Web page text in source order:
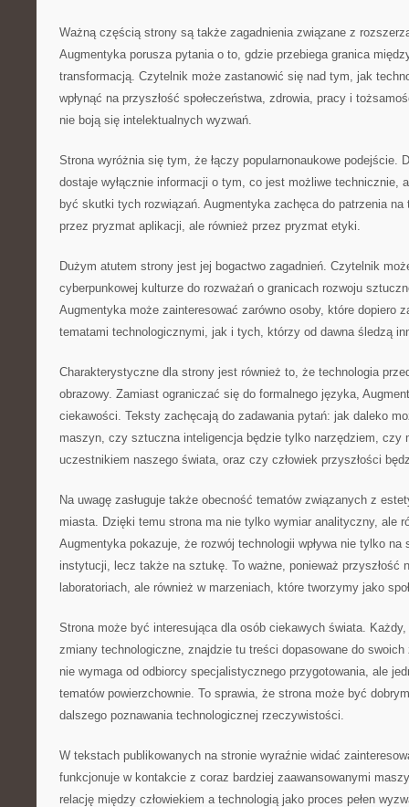
Ważną częścią strony są także zagadnienia związane z
Augmentyka porusza pytania o to, gdzie przebiega granica
transformacją. Czytelnik może zastanowić się nad tym, jak
wpłynąć na przyszłość społeczeństwa, zdrowia, pracy i
nie boją się intelektualnych wyzwań.
Strona wyróżnia się tym, że łączy popularnonaukowe podejście.
dostaje wyłącznie informacji o tym, co jest możliwe technicznie,
być skutki tych rozwiązań. Augmentyka zachęca do patrzenia
przez pryzmat aplikacji, ale również przez pryzmat etyki.
Dużym atutem strony jest jej bogactwo zagadnień. Czytelnik
cyberpunkowej kulturze do rozważań o granicach rozwoju
Augmentyka może zainteresować zarówno osoby, które dopiero
tematami technologicznymi, jak i tych, którzy od dawna śledzą
Charakterystyczne dla strony jest również to, że technologia
obrazowy. Zamiast ograniczać się do formalnego języka,
ciekawości. Teksty zachęcają do zadawania pytań: jak daleko
maszyn, czy sztuczna inteligencja będzie tylko narzędziem, czy
uczestnikiem naszego świata, oraz czy człowiek przyszłości
Na uwagę zasługuje także obecność tematów związanych z
miasta. Dzięki temu strona ma nie tylko wymiar analityczny, ale
Augmentyka pokazuje, że rozwój technologii wpływa nie tylko na
instytucji, lecz także na sztukę. To ważne, ponieważ przyszłość
laboratoriach, ale również w marzeniach, które tworzymy jako
Strona może być interesująca dla osób ciekawych świata.
zmiany technologiczne, znajdzie tu treści dopasowane do
nie wymaga od odbiorcy specjalistycznego przygotowania, ale
tematów powierzchownie. To sprawia, że strona może być
dalszego poznawania technologicznej rzeczywistości.
W tekstach publikowanych na stronie wyraźnie widać
funkcjonuje w kontakcie z coraz bardziej zaawansowanymi
relację między człowiekiem a technologią jako proces pełen